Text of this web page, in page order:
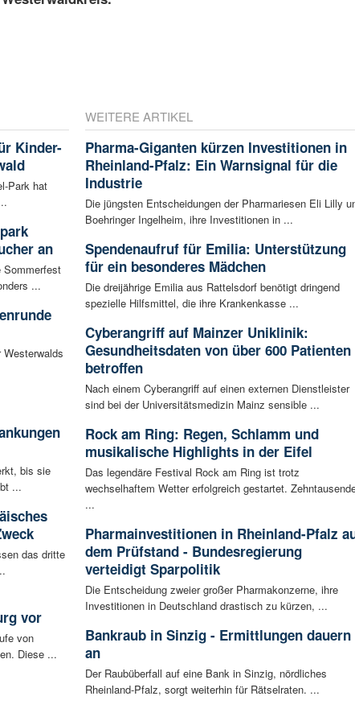
Kinder-
Park hat
an
Sommerfest
...
bis sie
...
das dritte
vor
von
Diese ...
WEITERE ARTIKEL
Pharma-Giganten kürzen Investitionen in
Rheinland-Pfalz: Ein Warnsignal für die
Industrie
Die jüngsten Entscheidungen der Pharmariesen Eli Lilly
Boehringer Ingelheim, ihre Investitionen in ...
Spendenaufruf für Emilia: Unterstützung
für ein besonderes Mädchen
Die dreijährige Emilia aus Rattelsdorf benötigt dringend
spezielle Hilfsmittel, die ihre Krankenkasse ...
Cyberangriff auf Mainzer Uniklinik:
Gesundheitsdaten von über 600 Patienten
betroffen
Nach einem Cyberangriff auf einen externen Dienstleister
sind bei der Universitätsmedizin Mainz sensible ...
Rock am Ring: Regen, Schlamm und
musikalische Highlights in der Eifel
Das legendäre Festival Rock am Ring ist trotz
wechselhaftem Wetter erfolgreich gestartet.
...
Pharmainvestitionen in Rheinland-Pfalz
dem Prüfstand - Bundesregierung
verteidigt Sparpolitik
Die Entscheidung zweier großer Pharmakonzerne, ihre
Investitionen in Deutschland drastisch zu kürzen, ...
Bankraub in Sinzig - Ermittlungen dauern
an
Der Raubüberfall auf eine Bank in Sinzig, nördliches
Rheinland-Pfalz, sorgt weiterhin für Rätselraten. ...